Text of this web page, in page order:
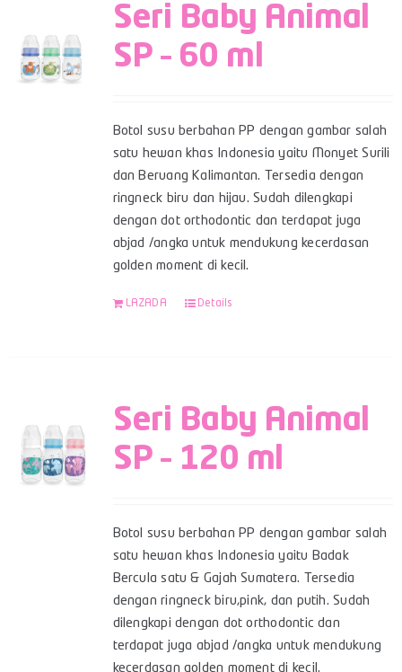
Seri Baby Animal
SP – 60 ml
Botol susu berbahan PP dengan gambar salah
satu hewan khas Indonesia yaitu Monyet Surili
dan Beruang Kalimantan. Tersedia dengan
ringneck biru dan hijau. Sudah dilengkapi
dengan dot orthodontic dan terdapat juga
abjad /angka untuk mendukung kecerdasan
golden moment di kecil.
LAZADA Details
Seri Baby Animal
SP – 120 ml
Botol susu berbahan PP dengan gambar salah
satu hewan khas Indonesia yaitu Badak
Bercula satu & Gajah Sumatera. Tersedia
dengan ringneck biru,pink, dan putih. Sudah
dilengkapi dengan dot orthodontic dan
terdapat juga abjad /angka untuk mendukung
kecerdasan golden moment di kecil.